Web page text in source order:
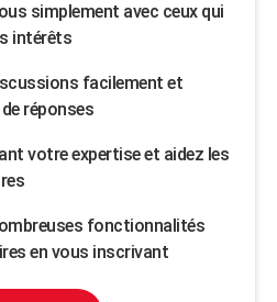
simplement avec ceux qui
intérêts
facilement et
réponses
votre expertise et aidez les
fonctionnalités
en vous inscrivant